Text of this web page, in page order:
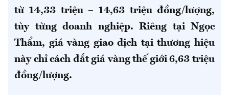
từ 14,33 triệu – 14,63 triệu đồng/lượng,
tùy từng doanh nghiệp. Riêng tại Ngọc
Thẩm, giá vàng giao dịch tại thương hiệu
này chỉ cách đắt giá vàng thế giới 6,63 triệu
đồng/lượng.